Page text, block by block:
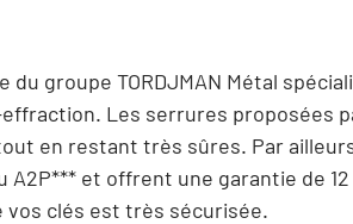
du groupe TORDJMAN Métal
Les serrures proposées
en restant très sûres. Par
A2P*** et offrent une garantie de
vos clés est très sécurisée.